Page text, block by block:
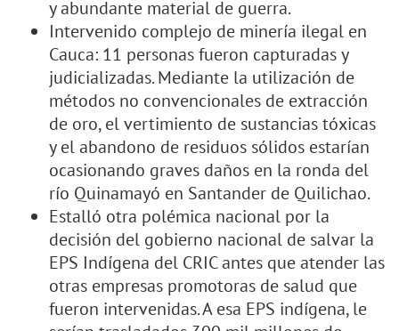
y abundante material de guerra.
Intervenido complejo de minería ilegal en
Cauca: 11 personas fueron capturadas y
judicializadas. Mediante la utilización de
métodos no convencionales de extracción
de oro, el vertimiento de sustancias tóxicas
y el abandono de residuos sólidos estarían
ocasionando graves daños en la ronda del
río Quinamayó en Santander de Quilichao.
Estalló otra polémica nacional por la
decisión del gobierno nacional de salvar la
EPS Indígena del CRIC antes que atender las
otras empresas promotoras de salud que
fueron intervenidas. A esa EPS indígena, le